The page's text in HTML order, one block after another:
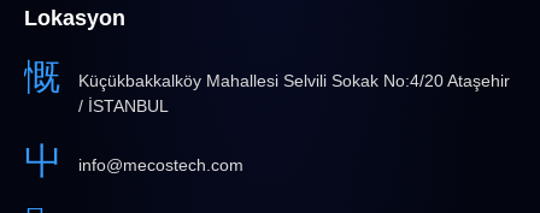
Lokasyon
Küçükbakkalköy Mahallesi Selvili Sokak No:4/20 Ataşehir
/ İSTANBUL
info@mecostech.com